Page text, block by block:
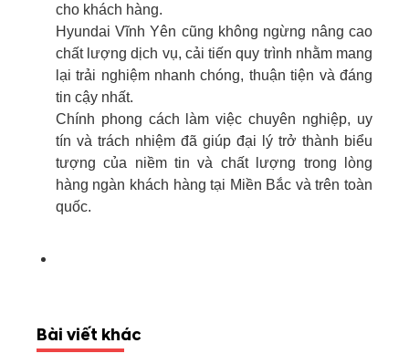
cho khách hàng.
Hyundai Vĩnh Yên cũng không ngừng nâng cao
chất lượng dịch vụ, cải tiến quy trình nhằm mang
lại trải nghiệm nhanh chóng, thuận tiện và đáng
tin cậy nhất.
Chính phong cách làm việc chuyên nghiệp, uy
tín và trách nhiệm đã giúp đại lý trở thành biểu
tượng của niềm tin và chất lượng trong lòng
hàng ngàn khách hàng tại Miền Bắc và trên toàn
quốc.
Bài viết khác